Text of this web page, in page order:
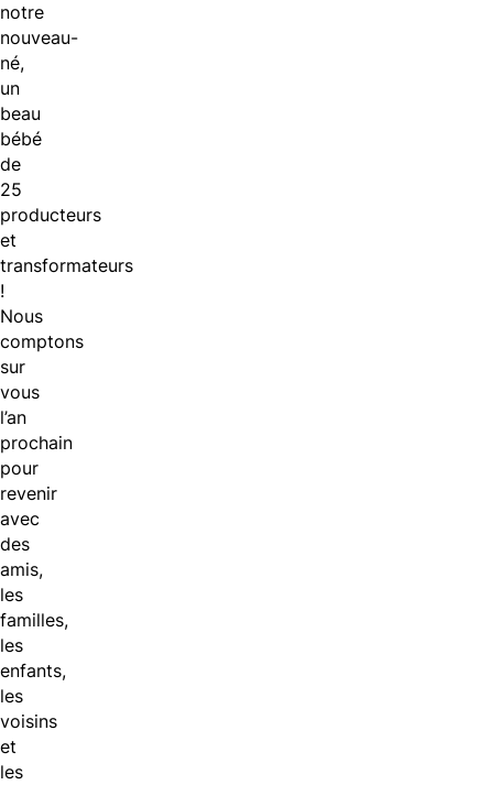
notre
nouveau-
né,
un
beau
bébé
de
25
producteurs
et
transformateurs
!
Nous
comptons
sur
vous
l’an
prochain
pour
revenir
avec
des
amis,
les
familles,
les
enfants,
les
voisins
et
les